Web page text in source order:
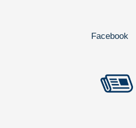
Facebook